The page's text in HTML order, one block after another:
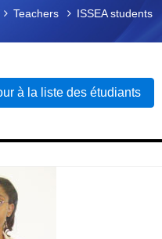
Teachers ISSEA students
à la liste des étudiants